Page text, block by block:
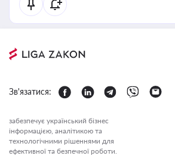
Зв'язатися:
забезпечує український бізнес
інформацією, аналітикою та
технологічними рішеннями для
ефективної та безпечної роботи.